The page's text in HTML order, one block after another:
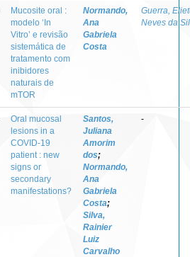
Mucosite oral :
modelo ‘In
Vitro’ e revisão
sistemática de
tratamento com
inibidores
naturais de
mTOR
Normando,
Ana
Gabriela
Costa
Guerra,
Neves da
Oral mucosal
lesions in a
COVID-19
patient : new
signs or
secondary
manifestations?
Santos,
Juliana
Amorim
dos;
Normando,
Ana
Gabriela
Costa;
Silva,
Rainier
Luiz
Carvalho
-